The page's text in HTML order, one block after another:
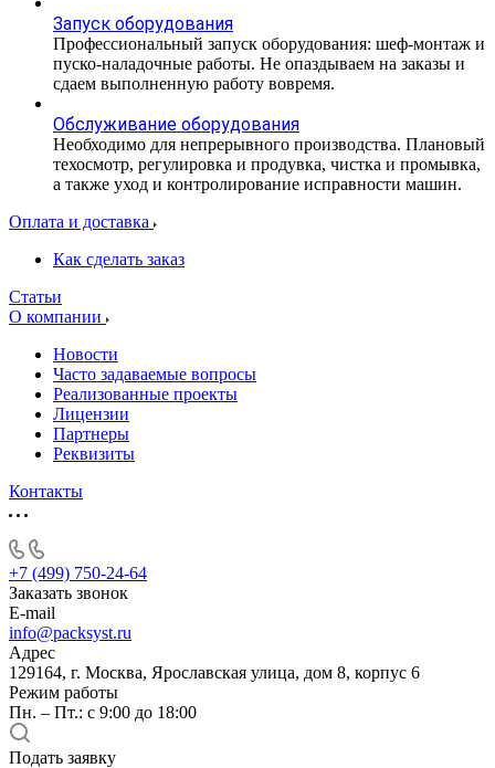
Запуск оборудования
Профессиональный запуск оборудования: шеф-монтаж и
пуско-наладочные работы. Не опаздываем на заказы и
сдаем выполненную работу вовремя.
Обслуживание оборудования
Необходимо для непрерывного производства. Плановый
техосмотр, регулировка и продувка, чистка и промывка,
а также уход и контролирование исправности машин.
Оплата и доставка
Как сделать заказ
Статьи
О компании
Новости
Часто задаваемые вопросы
Реализованные проекты
Лицензии
Партнеры
Реквизиты
Контакты
+7 (499) 750-24-64
Заказать звонок
E-mail
info@packsyst.ru
Адрес
129164, г. Москва, Ярославская улица, дом 8, корпус 6
Режим работы
Пн. – Пт.: с 9:00 до 18:00
Подать заявку